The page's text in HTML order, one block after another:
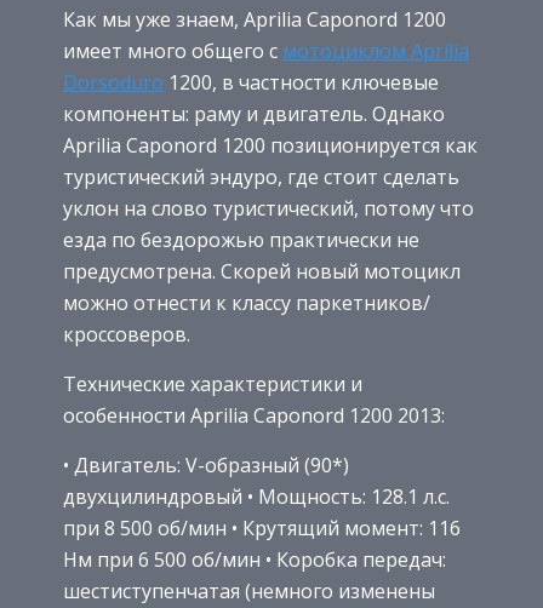
Как мы уже знаем, Aprilia Caponord 1200
имеет много общего с мотоциклом Aprilia
Dorsoduro 1200, в частности ключевые
компоненты: раму и двигатель. Однако
Aprilia Caponord 1200 позиционируется как
туристический эндуро, где стоит сделать
уклон на слово туристический, потому что
езда по бездорожью практически не
предусмотрена. Скорей новый мотоцикл
можно отнести к классу паркетников/
кроссоверов.
Технические характеристики и
особенности Aprilia Caponord 1200 2013:
• Двигатель: V-образный (90*)
двухцилиндровый • Мощность: 128.1 л.с.
при 8 500 об/мин • Крутящий момент: 116
Нм при 6 500 об/мин • Коробка передач:
шестиступенчатая (немного изменены